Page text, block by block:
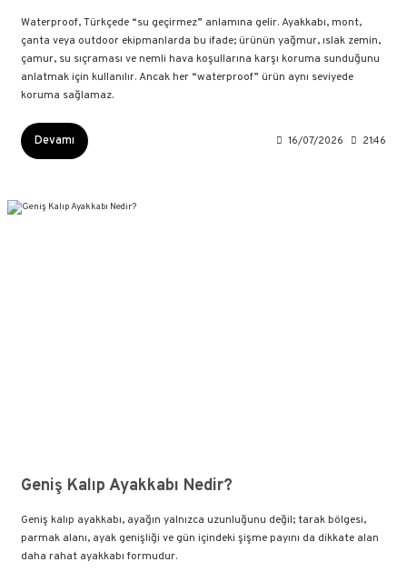
Waterproof, Türkçede “su geçirmez” anlamına gelir. Ayakkabı, mont,
çanta veya outdoor ekipmanlarda bu ifade; ürünün yağmur, ıslak zemin,
çamur, su sıçraması ve nemli hava koşullarına karşı koruma sunduğunu
anlatmak için kullanılır. Ancak her “waterproof” ürün aynı seviyede
koruma sağlamaz.
Devamı 16/07/2026 21:46
Geniş Kalıp Ayakkabı Nedir?
Geniş kalıp ayakkabı, ayağın yalnızca uzunluğunu değil; tarak bölgesi,
parmak alanı, ayak genişliği ve gün içindeki şişme payını da dikkate alan
daha rahat ayakkabı formudur.